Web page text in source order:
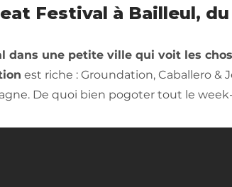
Festival à Bailleul,
dans une petite ville qui voit les
est riche : Groundation, Caballero &
De quoi bien pogoter tout le